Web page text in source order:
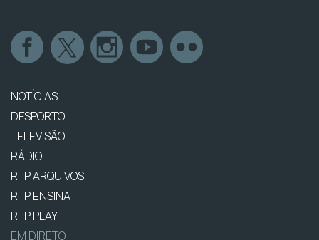
NOTÍCIAS
DESPORTO
TELEVISÃO
RÁDIO
RTP ARQUIVOS
RTP ENSINA
RTP PLAY
EM DIRETO